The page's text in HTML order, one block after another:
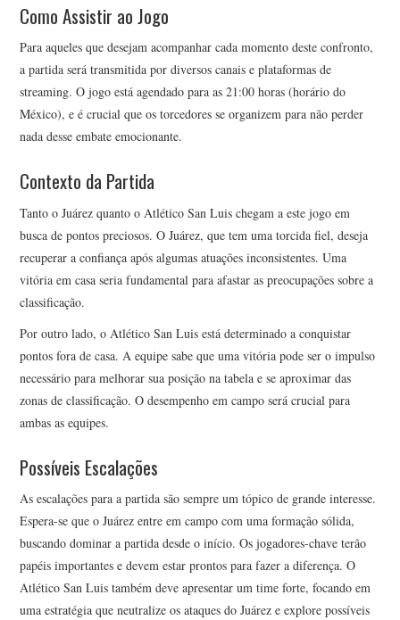
Como Assistir ao Jogo
Para aqueles que desejam acompanhar cada momento deste confronto,
a partida será transmitida por diversos canais e plataformas de
streaming. O jogo está agendado para as 21:00 horas (horário do
México), e é crucial que os torcedores se organizem para não perder
nada desse embate emocionante.
Contexto da Partida
Tanto o Juárez quanto o Atlético San Luis chegam a este jogo em
busca de pontos preciosos. O Juárez, que tem uma torcida fiel, deseja
recuperar a confiança após algumas atuações inconsistentes. Uma
vitória em casa seria fundamental para afastar as preocupações sobre a
classificação.
Por outro lado, o Atlético San Luis está determinado a conquistar
pontos fora de casa. A equipe sabe que uma vitória pode ser o impulso
necessário para melhorar sua posição na tabela e se aproximar das
zonas de classificação. O desempenho em campo será crucial para
ambas as equipes.
Possíveis Escalações
As escalações para a partida são sempre um tópico de grande interesse.
Espera-se que o Juárez entre em campo com uma formação sólida,
buscando dominar a partida desde o início. Os jogadores-chave terão
papéis importantes e devem estar prontos para fazer a diferença. O
Atlético San Luis também deve apresentar um time forte, focando em
uma estratégia que neutralize os ataques do Juárez e explore possíveis